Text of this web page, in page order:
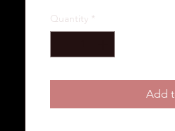
Quantity *
Add